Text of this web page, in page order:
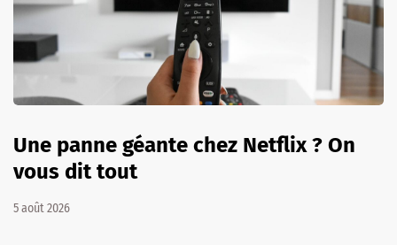
Une panne géante chez Netflix ? On
vous dit tout
5 août 2026